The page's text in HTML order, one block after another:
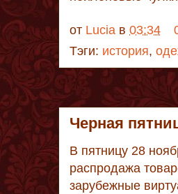
от Lucia в 03:34
Тэги: история,
Черная
В пятницу 28
распродажа
зарубежные